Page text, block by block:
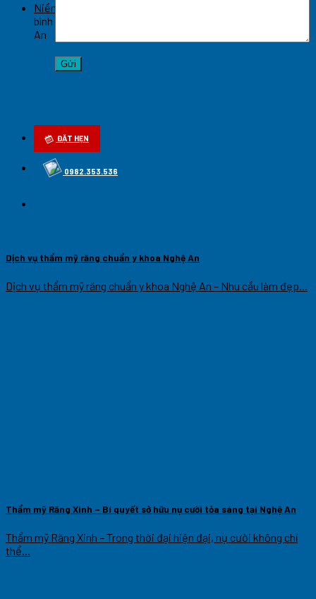
ĐẶT HẸN
0982.353.536
Niềng răng hô móm hiệu quả cao tại Nghệ An
bình luận bị tắt
An
Dịch vụ thẩm mỹ răng chuẩn y khoa Nghệ An
Dịch vụ thẩm mỹ răng chuẩn y khoa Nghệ An – Nhu cầu làm đẹp...
Thẩm mỹ Răng Xinh – Bí quyết sở hữu nụ cười tỏa sáng tại Nghệ An
Thẩm mỹ Răng Xinh – Trong thời đại hiện đại, nụ cười không chỉ
thể...